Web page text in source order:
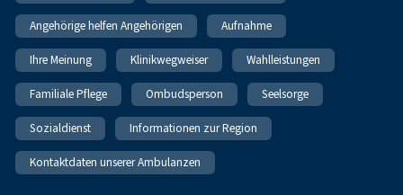
Angehörige helfen Angehörigen Aufnahme
Ihre Meinung Klinikwegweiser Wahlleistungen
Familiale Pflege Ombudsperson Seelsorge
Sozialdienst Informationen zur Region
Kontaktdaten unserer Ambulanzen